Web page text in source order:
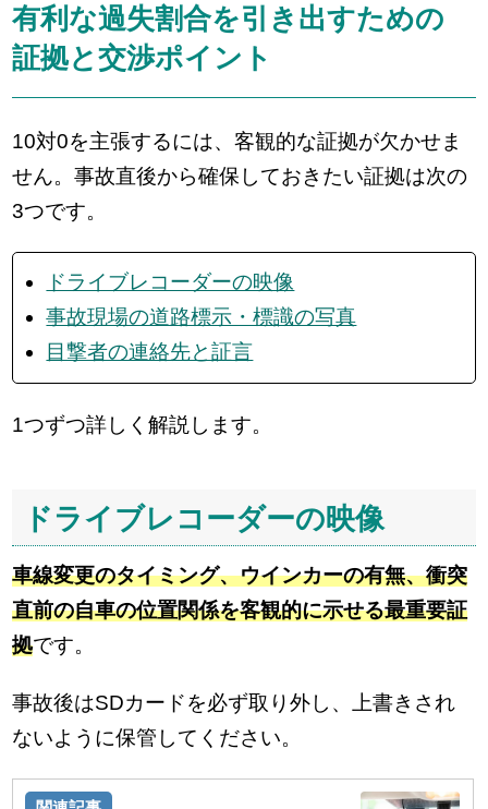
有利な過失割合を引き出すための
証拠と交渉ポイント
10対0を主張するには、客観的な証拠が欠かせま
せん。事故直後から確保しておきたい証拠は次の
3つです。
ドライブレコーダーの映像
事故現場の道路標示・標識の写真
目撃者の連絡先と証言
1つずつ詳しく解説します。
ドライブレコーダーの映像
車線変更のタイミング、ウインカーの有無、衝突
直前の自車の位置関係を客観的に示せる最重要証
拠です。
事故後はSDカードを必ず取り外し、上書きされ
ないように保管してください。